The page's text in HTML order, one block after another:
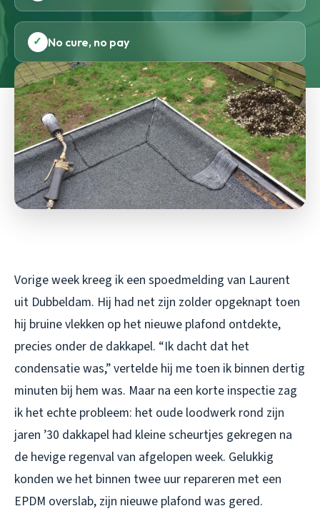
✓ No cure, no pay
Vorige week kreeg ik een spoedmelding van Laurent
uit Dubbeldam. Hij had net zijn zolder opgeknapt toen
hij bruine vlekken op het nieuwe plafond ontdekte,
precies onder de dakkapel. “Ik dacht dat het
condensatie was,” vertelde hij me toen ik binnen dertig
minuten bij hem was. Maar na een korte inspectie zag
ik het echte probleem: het oude loodwerk rond zijn
jaren ’30 dakkapel had kleine scheurtjes gekregen na
de hevige regenval van afgelopen week. Gelukkig
konden we het binnen twee uur repareren met een
EPDM overslab, zijn nieuwe plafond was gered.